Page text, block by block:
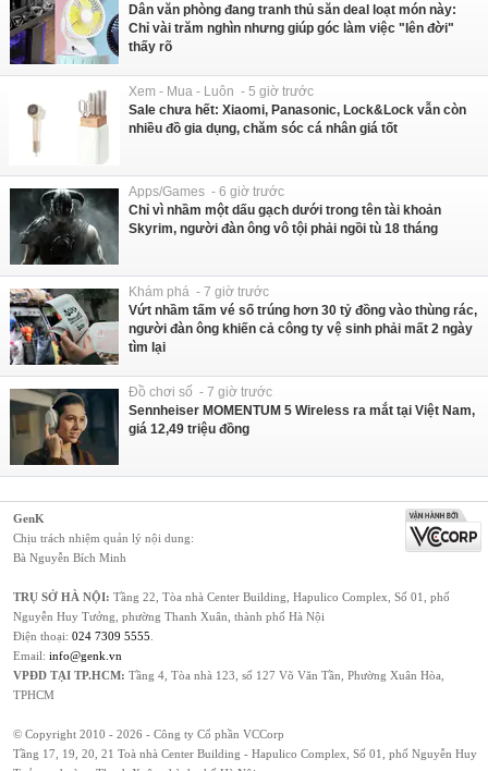
Dân văn phòng đang tranh thủ săn deal loạt món này:
Chỉ vài trăm nghìn nhưng giúp góc làm việc "lên đời"
thấy rõ
Xem - Mua - Luôn - 5 giờ trước
Sale chưa hết: Xiaomi, Panasonic, Lock&Lock vẫn còn
nhiều đồ gia dụng, chăm sóc cá nhân giá tốt
Apps/Games - 6 giờ trước
Chỉ vì nhầm một dấu gạch dưới trong tên tài khoản
Skyrim, người đàn ông vô tội phải ngồi tù 18 tháng
Khám phá - 7 giờ trước
Vứt nhầm tấm vé số trúng hơn 30 tỷ đồng vào thùng rác,
người đàn ông khiến cả công ty vệ sinh phải mất 2 ngày
tìm lại
Đồ chơi số - 7 giờ trước
Sennheiser MOMENTUM 5 Wireless ra mắt tại Việt Nam,
giá 12,49 triệu đồng
GenK
Chịu trách nhiệm quản lý nội dung:
Bà Nguyễn Bích Minh
TRỤ SỞ HÀ NỘI: Tầng 22, Tòa nhà Center Building, Hapulico Complex, Số 01, phố
Nguyễn Huy Tưởng, phường Thanh Xuân, thành phố Hà Nội
Điện thoại: 024 7309 5555
Email: info@genk.vn
VPĐD TẠI TP.HCM: Tầng 4, Tòa nhà 123, số 127 Võ Văn Tần, Phường Xuân Hòa,
TPHCM
© Copyright 2010 - 2026 - Công ty Cổ phần VCCorp
Tầng 17, 19, 20, 21 Toà nhà Center Building - Hapulico Complex, Số 01, phố Nguyễn Huy